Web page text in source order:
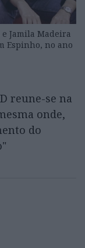
Jamila Madeira
Espinho, no ano
reune-se na
onde,
do